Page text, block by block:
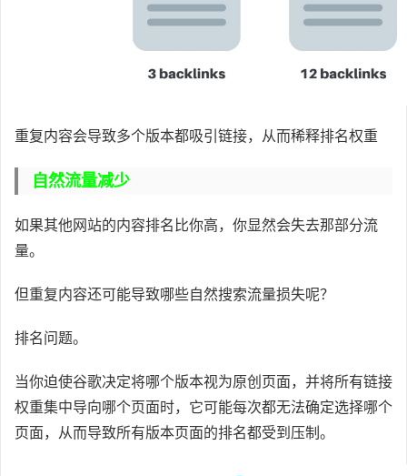
重复内容会导致多个版本都吸引链接，从而稀释排名权重
自然流量减少
如果其他网站的内容排名比你高，你显然会失去那部分流
量。
但重复内容还可能导致哪些自然搜索流量损失呢？
排名问题。
当你迫使谷歌决定将哪个版本视为原创页面，并将所有链接
权重集中导向哪个页面时，它可能每次都无法确定选择哪个
页面，从而导致所有版本页面的排名都受到压制。